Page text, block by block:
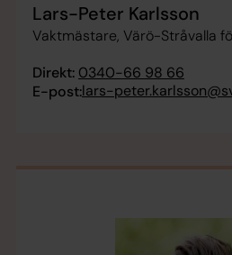
Lars-Peter Karlsson
Vaktmästare, Värö-Stråvalla
Direkt: 0340-66 98 66
E-post:lars-